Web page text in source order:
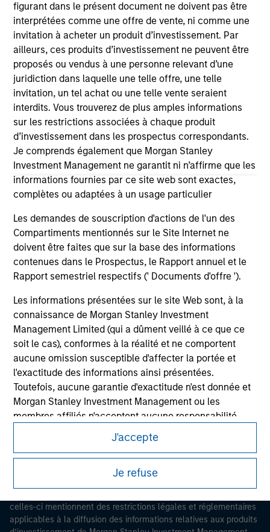
figurant dans le présent document ne doivent pas être
interprétées comme une offre de vente, ni comme une
invitation à acheter un produit d’investissement. Par
ailleurs, ces produits d’investissement ne peuvent être
proposés ou vendus à une personne relevant d’une
juridiction dans laquelle une telle offre, une telle
invitation, un tel achat ou une telle vente seraient
interdits. Vous trouverez de plus amples informations
sur les restrictions associées à chaque produit
d’investissement dans les prospectus correspondants.
Je comprends également que Morgan Stanley
Investment Management ne garantit ni n’affirme que les
informations fournies par ce site web sont exactes,
complètes ou adaptées à un usage particulier
Les demandes de souscription d'actions de l'un des
Compartiments mentionnés sur le Site Internet ne
doivent être faites que sur la base des informations
contenues dans le Prospectus, le Rapport annuel et le
Rapport semestriel respectifs (' Documents d'offre ').
Les informations présentées sur le site Web sont, à la
connaissance de Morgan Stanley Investment
Management Limited (qui a dûment veillé à ce que ce
soit le cas), conformes à la réalité et ne comportent
aucune omission susceptible d'affecter la portée et
l'exactitude des informations ainsi présentées.
Toutefois, aucune garantie d'exactitude n'est donnée et
Morgan Stanley Investment Management ou les
membres affiliés n'acceptent aucune responsabilité
pour toute erreur ou omission de tiers.
Les professionnels du secteur financier sont contraints
de respecter certaines obligations destinées à
fins de blanchiment d’argent. Par conséquent, une
procédure d’identification des souscripteurs est
imposée. Morgan Stanley Investment Management
J'accepte
Je refuse
As of July 25, 2025. The above is provided for informational
and educational purposes only. There is no guarantee that
the investment mentioned resulted in positive performance
(for realized holdings), or will perform well in the future (for
current holdings). The trademarks and service marks above
are the property of their respective owners. The information
on this website has not been authorized, sponsored, or
otherwise approved by such owners. By clicking on any
links shown here, you agree that you are navigating to a
third party site. We are providing these hyperlinks to you
only as a convenience and the inclusion of any hyperlink is
not and does not imply any endorsement, approval,
investigation, verification or monitoring by us of any
information contained in any hyperlinked site. In no event
shall we be responsible for the information contained on
the site or your use of such site.
Morgan Stanley
Morgan Stanley Careers
Ce document est une communication promotionnelle.
celles-ci mentionnent des restrictions légales et réglementaires
applicables à la diffusion des informations relatives aux produits